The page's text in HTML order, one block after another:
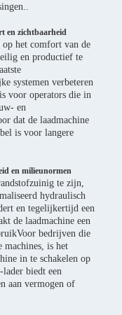
en zichtbaarheid
het comfort van de
en productief te
systemen verbeteren
voor operators die in
en
dat de laadmachine
is voor langere
en milieunormen
te zijn,
hydraulisch
en tegelijkertijd een
de laadmachine een
bedrijven die
is het
in te schakelen op
biedt een
aan vermogen of